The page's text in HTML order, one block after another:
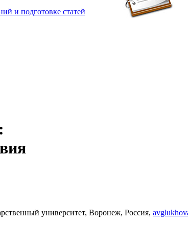
и подготовке статей
университет, Воронеж, Россия,